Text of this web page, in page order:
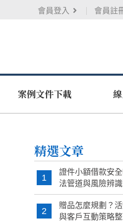
會員登入 會員註
案例文件下載
精選文章
1
證件小額借款安
法管道與風險辨
2
贈品怎麼規劃？
與客戶互動策略